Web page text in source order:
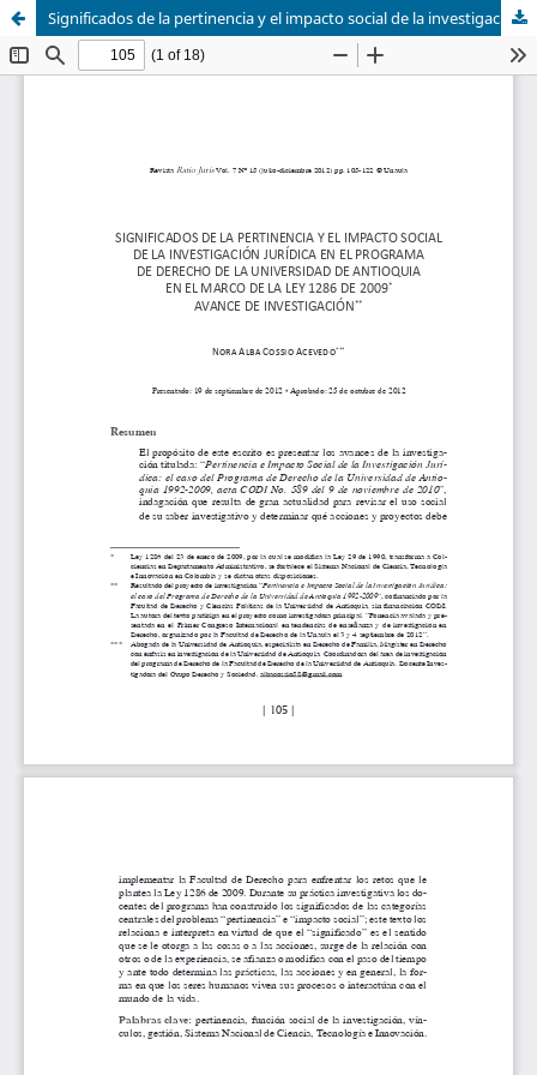
Significados de la pertinencia y el impacto social de la investigación jurídica en el programa de derecho de la Universidad de Antioquia en el marco de la ley 1286 de 2009 avance de investigación